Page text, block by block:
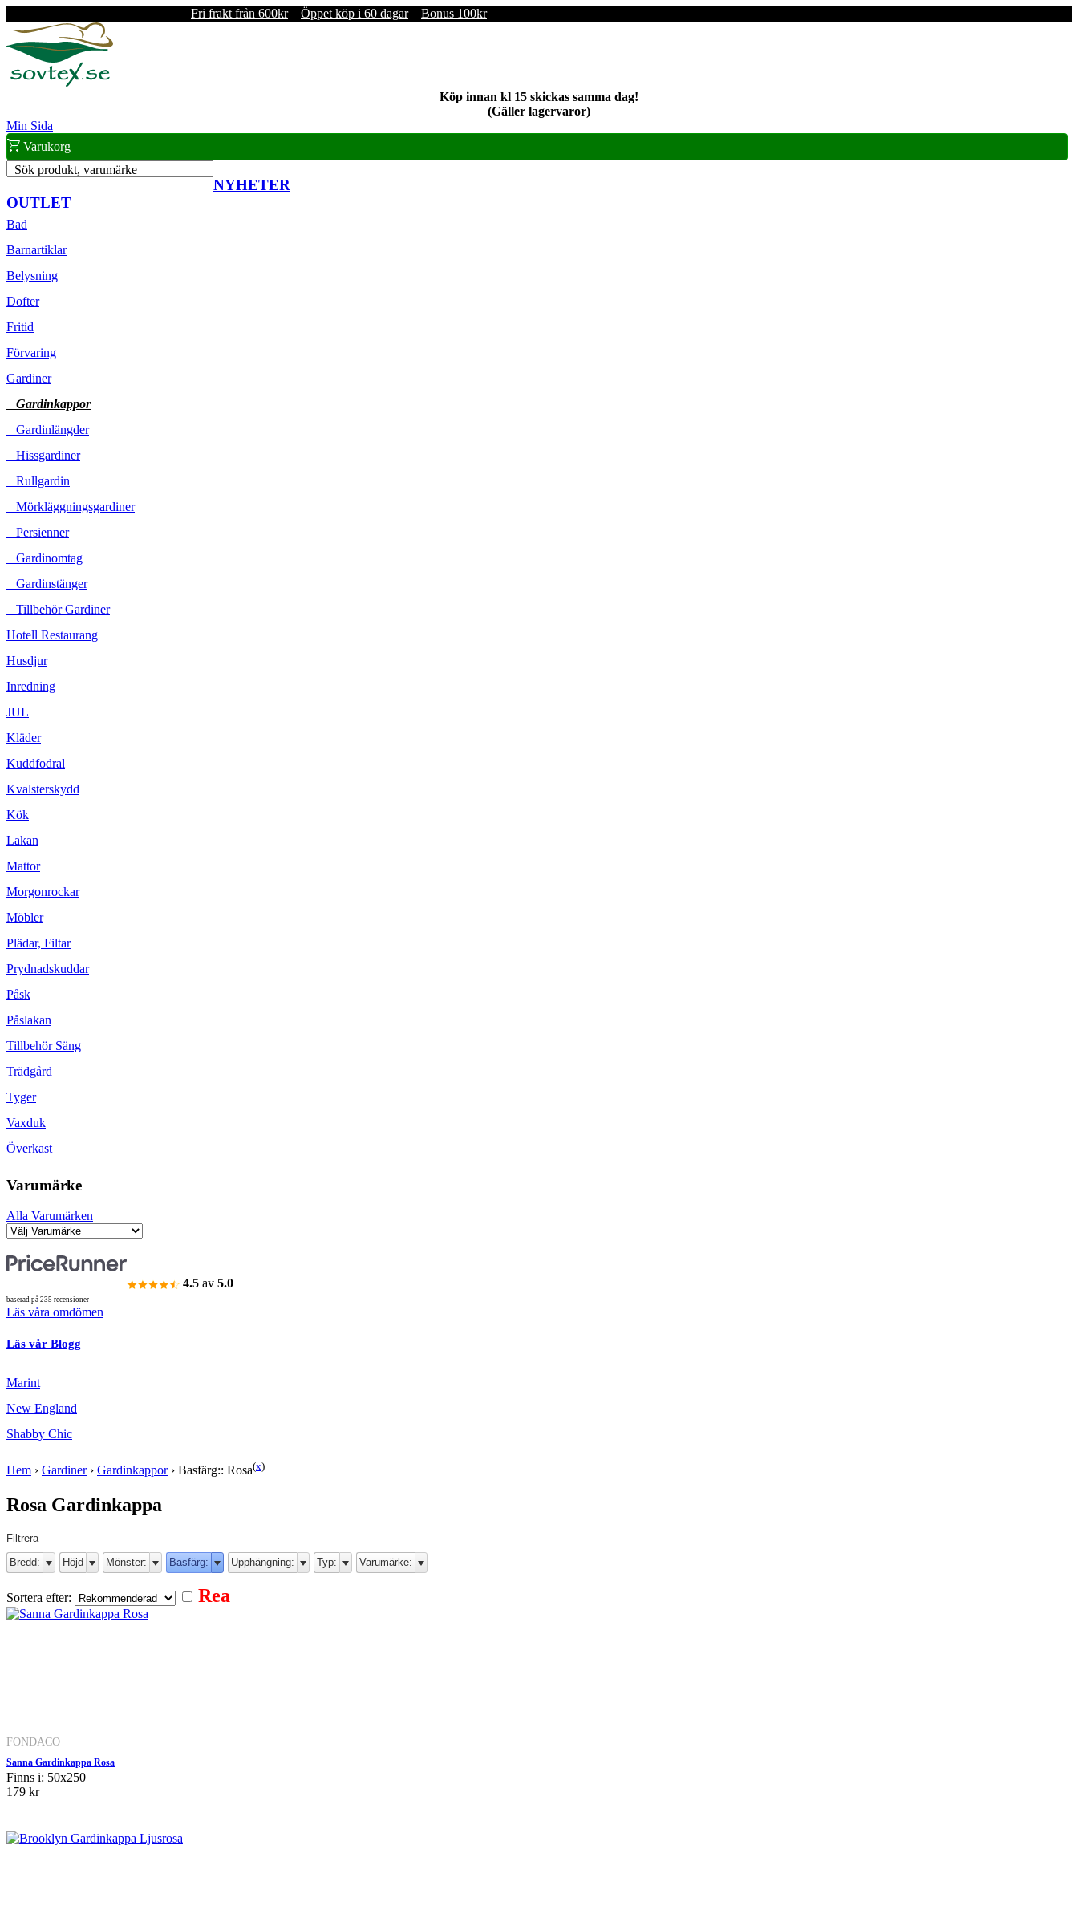
Fri frakt från 600kr Öppet köp i 60 dagar Bonus 100kr
Köp innan kl 15 skickas samma dag!
(Gäller lagervaror)
Min Sida
Varukorg
Sök produkt, varumärke
NYHETER
OUTLET
Bad
Barnartiklar
Belysning
Dofter
Fritid
Förvaring
Gardiner
Gardinkappor
Gardinlängder
Hissgardiner
Rullgardin
Mörkläggningsgardiner
Persienner
Gardinomtag
Gardinstänger
Tillbehör Gardiner
Hotell Restaurang
Husdjur
Inredning
JUL
Kläder
Kuddfodral
Kvalsterskydd
Kök
Lakan
Mattor
Morgonrockar
Möbler
Plädar, Filtar
Prydnadskuddar
Påsk
Påslakan
Tillbehör Säng
Trädgård
Tyger
Vaxduk
Överkast
Varumärke
Alla Varumärken
4.5 av 5.0
baserad på 235 recensioner
Läs våra omdömen
Läs vår Blogg
Marint
New England
Shabby Chic
Hem › Gardiner› Gardinkappor› Basfärg:: Rosa(x)
Rosa Gardinkappa
Filtrera
Bredd:
Höjd Mönster: Basfärg: Upphängning: Typ: Varumärke:
Sortera efter: Rea
FONDACO
Sanna Gardinkappa Rosa
Finns i: 50x250
179 kr